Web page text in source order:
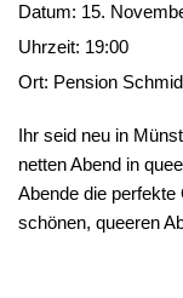
Datum: 15.
Uhrzeit: 19:00
Ort: Pension
Ihr seid neu in
netten Abend in
Abende die perfekte
schönen, queeren